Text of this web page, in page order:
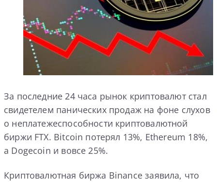
За последние 24 часа рынок криптовалют стал
свидетелем панических продаж на фоне слухов
о неплатежеспособности криптовалютной
биржи FTX. Bitcoin потерял 13%, Ethereum 18%,
а Dogecoin и вовсе 25%.
Криптовалютная биржа Binance заявила, что